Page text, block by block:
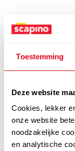
Toestemming
Deze website
Cookies, lekker
onze website
noodzakelijke
en analytische